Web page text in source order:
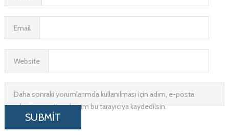
Email
Website
Daha sonraki yorumlarımda kullanılması için adım, e-posta
adresim ve site adresim bu tarayıcıya kaydedilsin.